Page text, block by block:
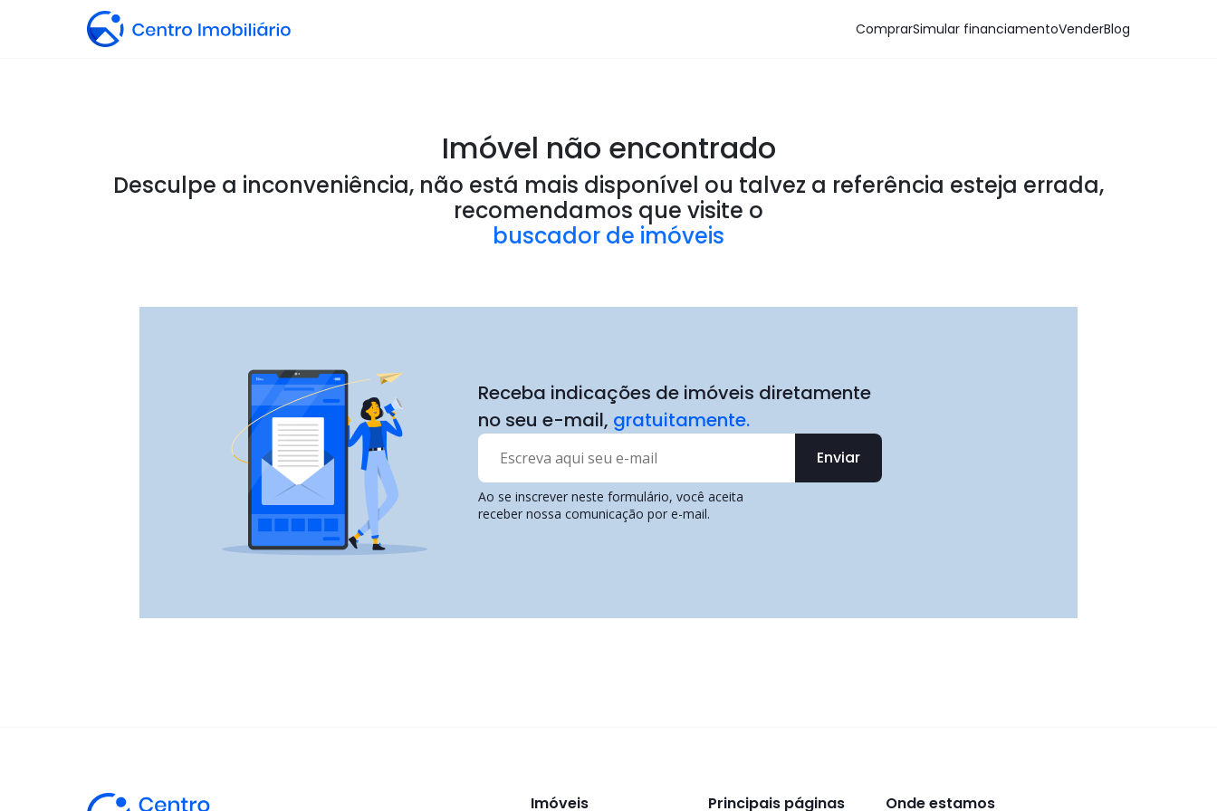
ComprarSimular financiamentoVenderBlog
Imóvel não encontrado
Desculpe a inconveniência, não está mais disponível ou talvez a referência esteja errada,
recomendamos que visite o
buscador de imóveis
Receba indicações de imóveis diretamente
no seu e-mail, gratuitamente.
Enviar
Ao se inscrever neste formulário, você aceita
receber nossa comunicação por e-mail.
Imóveis Principais páginas Onde estamos